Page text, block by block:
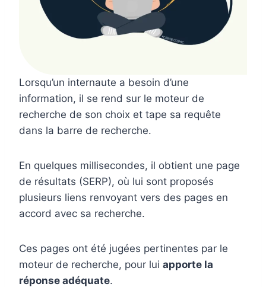
Lorsqu’un internaute a besoin d’une
information, il se rend sur le moteur de
recherche de son choix et tape sa requête
dans la barre de recherche.
En quelques millisecondes, il obtient une page
de résultats (SERP), où lui sont proposés
plusieurs liens renvoyant vers des pages en
accord avec sa recherche.
Ces pages ont été jugées pertinentes par le
moteur de recherche, pour lui apporte la
réponse adéquate.